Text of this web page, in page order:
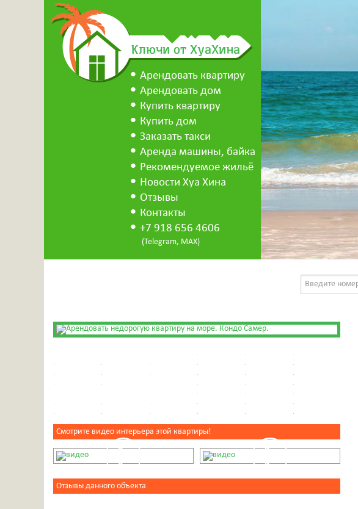
Ключи от ХуаХина
Арендовать квартиру
Арендовать дом
Купить квартиру
Купить дом
Заказать такси
Аренда машины, байка
Рекомендуемое жильё
Новости Хуа Хина
Отзывы
Контакты
+7 918 656 4606
(Telegram, MAX)
Смотрите видео интерьера этой квартиры!
Отзывы данного объекта